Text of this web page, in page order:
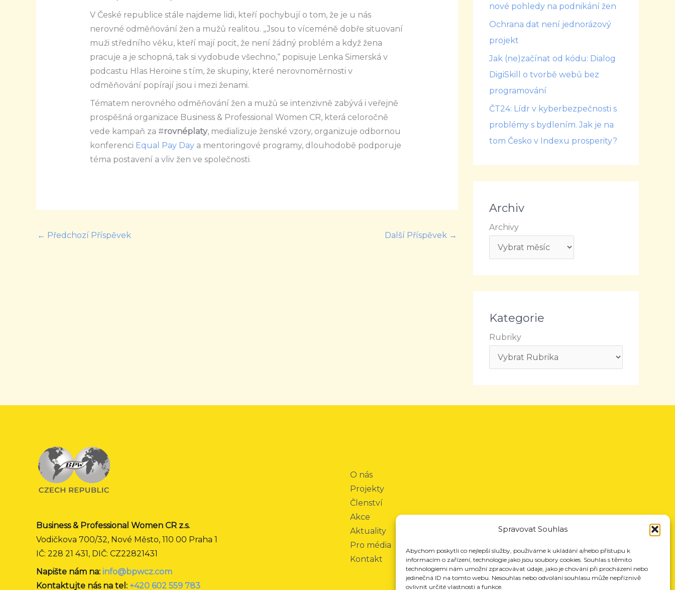
Spravovat Souhlas
Abychom poskytli co nejlepší služby, používáme k ukládání a/nebo přístupu k
informacím o zařízení, technologie jako jsou soubory cookies. Souhlas s těmito
technologiemi nám umožní zpracovávat údaje, jako je chování při procházení nebo
jedinečná ID na tomto webu. Nesouhlas nebo odvolání souhlasu může nepříznivě
ovlivnit určité vlastnosti a funkce.
V České republice stále najdeme lidi, kteří pochybují o tom, že je u nás
nerovné odměňování žen a mužů realitou. „Jsou to víceméně dobře situovaní
muži středního věku, kteří mají pocit, že není žádný problém a když žena
pracuje a je schopná, tak si vydobude všechno,“ popisuje Lenka Simerská v
podcastu Hlas Heroine s tím, že skupiny, které nerovnoměrnosti v
odměňování popírají jsou i mezi ženami.
Tématem nerovného odměňování žen a mužů se intenzivně zabývá i veřejně
prospěšná organizace Business & Professional Women CR, která celoročně
vede kampaň za #rovnéplaty, medializuje ženské vzory, organizuje odbornou
konferenci Equal Pay Daya mentoringové programy, dlouhodobě podporuje
téma postavení a vliv žen ve společnosti.
← Předchozí Příspěvek Další Příspěvek →
nové pohledy na podnikání žen
Ochrana dat není jednorázový
projekt
Jak (ne)začínat od kódu: Dialog
DigiSkill o tvorbě webů bez
programování
ČT24: Lídr v kyberbezpečnosti s
problémy s bydlením. Jak je na
tom Česko v Indexu prosperity?
Archiv
Archivy
Kategorie
Rubriky
Business & Professional Women CR z.s.
Vodičkova 700/32, Nové Město, 110 00 Praha 1
IČ: 228 21 431, DIČ: CZ22821431
Napište nám na: info@bpwcz.com
Kontaktujte nás na tel: +420 602 559 783
O nás
Projekty
Členství
Akce
Aktuality
Pro média
Kontakt